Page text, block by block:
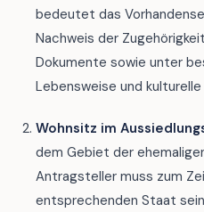
bedeutet das
Nachweis der
Dokumente sowie unter
Lebensweise und
Wohnsitz im
dem Gebiet der
Antragsteller muss zum
entsprechenden Staat